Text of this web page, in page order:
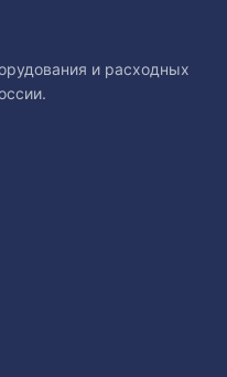
и расходных